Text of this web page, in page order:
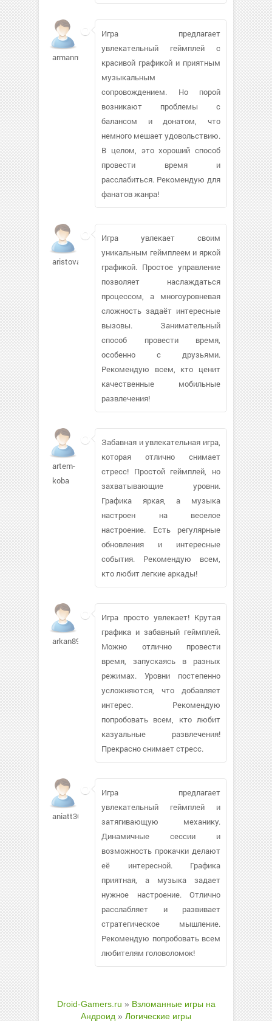
armanmay
Игра предлагает
увлекательный геймплей с
красивой графикой и приятным
музыкальным
сопровождением. Но порой
возникают проблемы с
балансом и донатом, что
немного мешает удовольствию.
В целом, это хороший способ
провести время и
расслабиться. Рекомендую для
фанатов жанра!
aristovaa
Игра увлекает своим
уникальным геймплеем и яркой
графикой. Простое управление
позволяет наслаждаться
процессом, а многоуровневая
сложность задаёт интересные
вызовы. Занимательный
способ провести время,
особенно с друзьями.
Рекомендую всем, кто ценит
качественные мобильные
развлечения!
artem-
koba
Забавная и увлекательная игра,
которая отлично снимает
стресс! Простой геймплей, но
захватывающие уровни.
Графика яркая, а музыка
настроен на веселое
настроение. Есть регулярные
обновления и интересные
события. Рекомендую всем,
кто любит легкие аркады!
arkan89
Игра просто увлекает! Крутая
графика и забавный геймплей.
Можно отлично провести
время, запускаясь в разных
режимах. Уровни постепенно
усложняются, что добавляет
интерес. Рекомендую
попробовать всем, кто любит
казуальные развлечения!
Прекрасно снимает стресс.
aniatt301
Игра предлагает
увлекательный геймплей и
затягивающую механику.
Динамичные сессии и
возможность прокачки делают
её интересной. Графика
приятная, а музыка задает
нужное настроение. Отлично
расслабляет и развивает
стратегическое мышление.
Рекомендую попробовать всем
любителям головоломок!
Droid-Gamers.ru » Взломанные игры на
Андроид » Логические игры